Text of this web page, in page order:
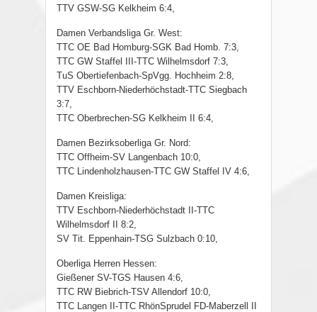
TTV GSW-SG Kelkheim 6:4,
Damen Verbandsliga Gr. West:
TTC OE Bad Homburg-SGK Bad Homb. 7:3,
TTC GW Staffel III-TTC Wilhelmsdorf 7:3,
TuS Obertiefenbach-SpVgg. Hochheim 2:8,
TTV Eschborn-Niederhöchstadt-TTC Siegbach
3:7,
TTC Oberbrechen-SG Kelkheim II 6:4,
Damen Bezirksoberliga Gr. Nord:
TTC Offheim-SV Langenbach 10:0,
TTC Lindenholzhausen-TTC GW Staffel IV 4:6,
Damen Kreisliga:
TTV Eschborn-Niederhöchstadt II-TTC
Wilhelmsdorf II 8:2,
SV Tit. Eppenhain-TSG Sulzbach 0:10,
Oberliga Herren Hessen:
Gießener SV-TGS Hausen 4:6,
TTC RW Biebrich-TSV Allendorf 10:0,
TTC Langen II-TTC RhönSprudel FD-Maberzell II